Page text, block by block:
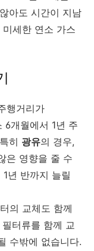
아도 시간이 지남
세한 연소 가스
행거리가
개월에서 1년 주
히 광유의 경우,
은 영향을 줄 수
년 반까지 늘릴
의 교체도 함께
터류를 함께 교
수밖에 없습니다.